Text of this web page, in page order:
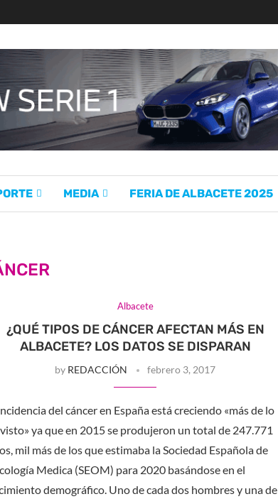
MEDIA FERIA DE ALBACETE 2025
Albacete
¿QUÉ TIPOS DE CÁNCER AFECTAN MÁS EN
ALBACETE? LOS DATOS SE DISPARAN
by REDACCIÓN febrero 3, 2017
del cáncer en España está creciendo «más de lo
ya que en 2015 se produjeron un total de 247.771
mil más de los que estimaba la Sociedad Española de
Medica (SEOM) para 2020 basándose en el
demográfico. Uno de cada dos hombres y una de